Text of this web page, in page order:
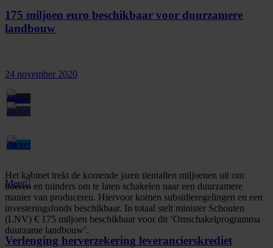
175 miljoen euro beschikbaar voor duurzamere
landbouw
24 november 2020
Het kabinet trekt de komende jaren tientallen miljoenen uit om
boeren en tuinders om te laten schakelen naar een duurzamere
manier van produceren. Hiervoor komen subsidieregelingen en een
investeringsfonds beschikbaar. In totaal stelt minister Schouten
(LNV) € 175 miljoen beschikbaar voor dit ‘Omschakelprogramma
duurzame landbouw’.
Meer
Verlenging herverzekering leverancierskrediet